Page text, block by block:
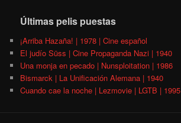
Últimas pelis puestas
¡Arriba Hazaña! | 1978 | Cine español
El judío Süss | Cine Propaganda Nazi | 1940
Una monja en pecado | Nunsploitation | 1986
Bismarck | La Unificación Alemana | 1940
Cuando cae la noche | Lezmovie | LGTB | 1995